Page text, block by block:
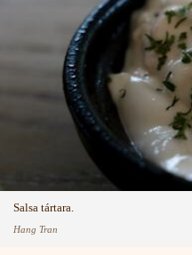
Salsa tártara.
Hang Tran